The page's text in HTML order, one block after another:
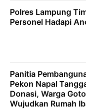
Polres Lampung
Personel Hadapi
Panitia
Pekon Napal
Donasi, Warga
Wujudkan Rumah